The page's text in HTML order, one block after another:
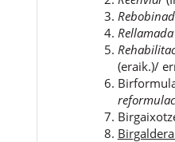
Rellamada
(eraik.)/